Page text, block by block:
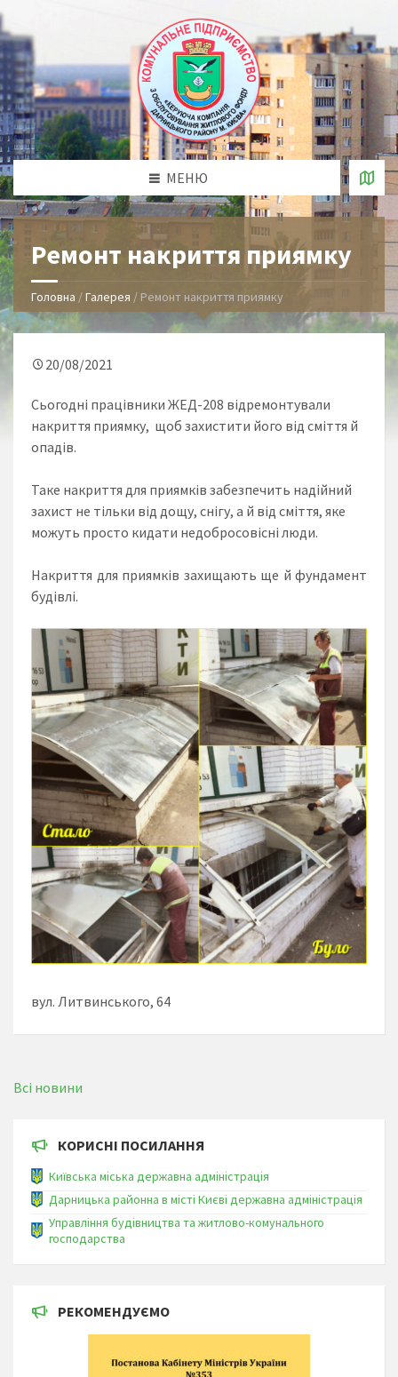
МЕНЮ
Ремонт накриття приямку
Головна /Галерея / Ремонт накриття приямку
20/08/2021
Сьогодні працівники ЖЕД-208 відремонтували
накриття приямку, щоб захистити його від сміття й
опадів.
Таке накриття для приямків забезпечить надійний
захист не тільки від дощу, снігу, а й від сміття, яке
можуть просто кидати недобросовісні люди.
Накриття для приямків захищають ще й фундамент
будівлі.
вул. Литвинського, 64
Всі новини
КОРИСНІ ПОСИЛАННЯ
Київська міська державна адміністрація
Дарницька районна в місті Києві державна адміністрація
Управління будівництва та житлово-комунального
господарства
РЕКОМЕНДУЄМО